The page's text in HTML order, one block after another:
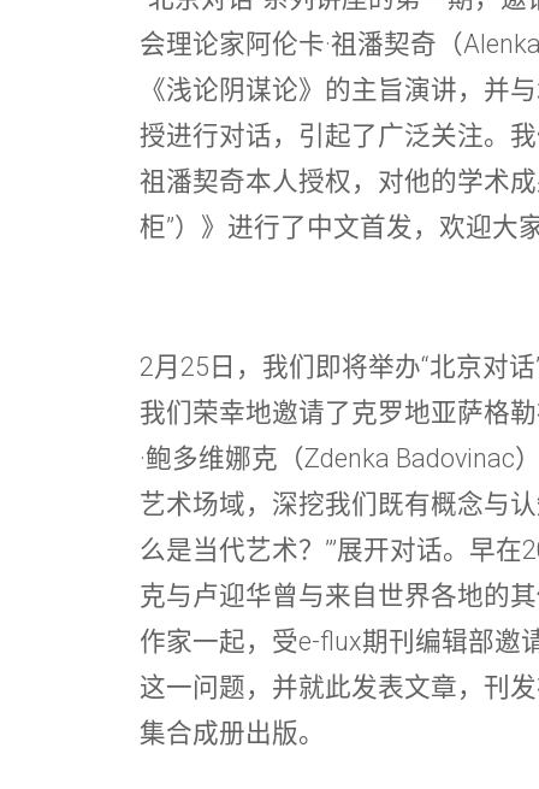
会理论家阿伦卡·祖潘契奇（
《浅论阴谋论》的主旨演讲，并
授进行对话，引起了广泛关注。
祖潘契奇本人授权，对他的学术
柜”）》进行了中文首发，欢迎大
2月25日，我们即将举办“北京对
我们荣幸地邀请了克罗地亚萨格
·鲍多维娜克（Zdenka Badovinac
艺术场域，深挖我们既有概念与
么是当代艺术？’”展开对话。早
克与卢迎华曾与来自世界各地的
作家一起，受e-flux期刊编辑部邀
这一问题，并就此发表文章，刊
集合成册出版。